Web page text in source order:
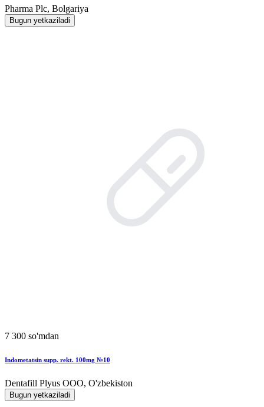
Pharma Plc, Bolgariya
Bugun yetkaziladi
7 300 so'mdan
Indometatsin supp. rekt. 100mg №10
Dentafill Plyus OOO, O'zbekiston
Bugun yetkaziladi